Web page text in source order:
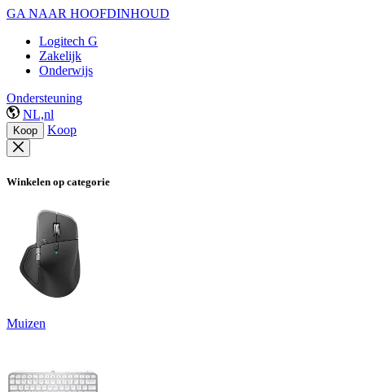
GA NAAR HOOFDINHOUD
Logitech G
Zakelijk
Onderwijs
Ondersteuning
NL,nl
Koop Koop
Winkelen op categorie
Muizen